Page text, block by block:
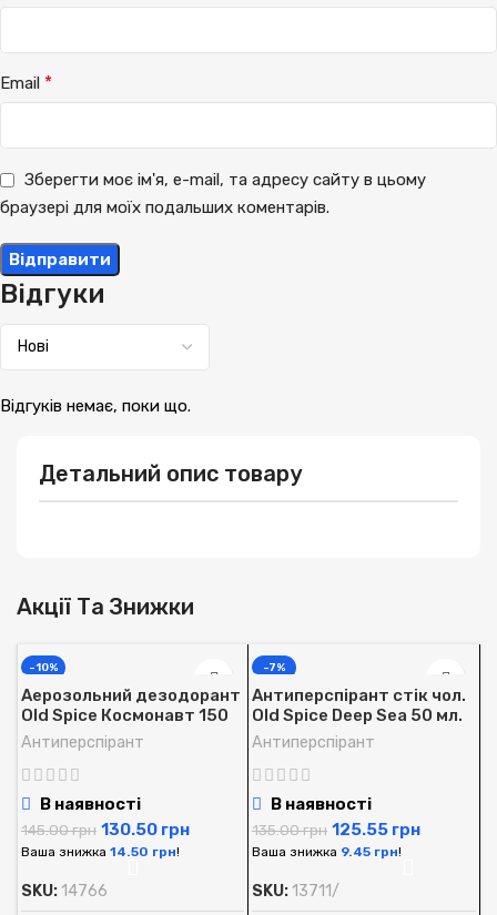
Детальний опис товару
Відгуки
Відгуків немає, поки що.
Email *
Зберегти моє ім'я, e-mail, та адресу сайту в цьому
браузері для моїх подальших коментарів.
Акції Та Знижки
-10%
Аерозольний дезодорант
Old Spice Космонавт 150
мл.
Антиперспірант
В наявності
145.00грн 130.50 грн
Ваша знижка 14.50 грн!
SKU: 14766
-7%
Антиперспірант стік чол.
Old Spice Deep Sea 50 мл.
Антиперспірант
В наявності
135.00грн 125.55 грн
Ваша знижка 9.45 грн!
SKU: 13711/